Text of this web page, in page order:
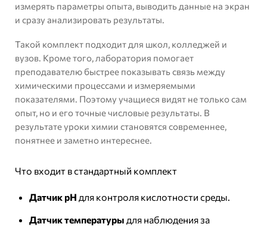
измерять параметры опыта, выводить данные на экран
и сразу анализировать результаты.
Такой комплект подходит для школ, колледжей и
вузов. Кроме того, лаборатория помогает
преподавателю быстрее показывать связь между
химическими процессами и измеряемыми
показателями. Поэтому учащиеся видят не только сам
опыт, но и его точные числовые результаты. В
результате уроки химии становятся современнее,
понятнее и заметно интереснее.
Что входит в стандартный комплект
Датчик pH для контроля кислотности среды.
Датчик температуры для наблюдения за